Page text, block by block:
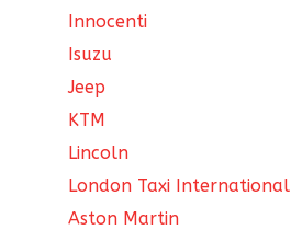
Innocenti
Isuzu
Jeep
KTM
Lincoln
London Taxi International
Aston Martin